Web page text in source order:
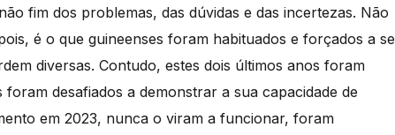
fim dos problemas, das dúvidas e das incertezas. Não
é o que guineenses foram habituados e forçados a se
diversas. Contudo, estes dois últimos anos foram
desafiados a demonstrar a sua capacidade de
em 2023, nunca o viram a funcionar, foram